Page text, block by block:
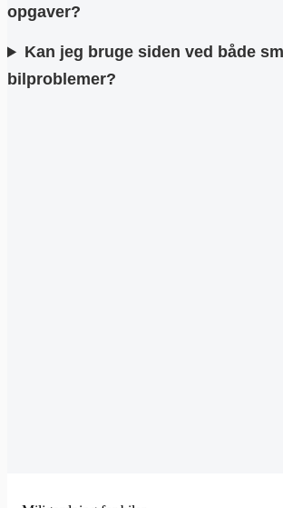
opgaver?
Kan jeg bruge siden ved både
bilproblemer?